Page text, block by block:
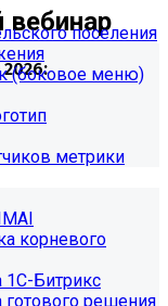
поселения
(боковое меню)
метрики
корневого
1С-Битрикс
готового решения